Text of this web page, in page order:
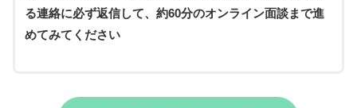
る連絡に必ず返信して、約60分のオンライン面談まで進
めてみてください